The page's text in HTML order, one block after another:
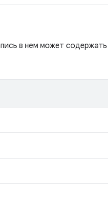
в нем может содержать